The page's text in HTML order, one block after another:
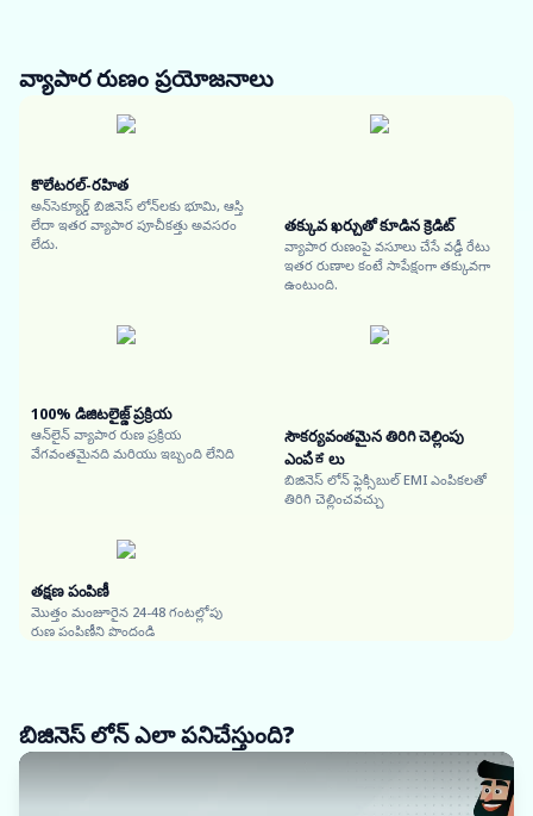
వ్యాపార రుణంప్రయోజనాలు
కొలేటరల్-రహిత
అన్‌సెక్యూర్డ్ బిజినెస్ లోన్‌లకు భూమి, ఆస్తి
లేదా ఇతర వ్యాపార పూచీకత్తు అవసరం
లేదు.
తక్కువ ఖర్చుతో కూడిన క్రెడిట్
వ్యాపార రుణంపై వసూలు చేసే వడ్డీ రేటు
ఇతర రుణాల కంటే సాపేక్షంగా తక్కువగా
ఉంటుంది.
100% డిజిటలైజ్డ్ ప్రక్రియ
ఆన్‌లైన్ వ్యాపార రుణ ప్రక్రియ
వేగవంతమైనది మరియు ఇబ్బంది లేనిది
సౌకర్యవంతమైన తిరిగి చెల్లింపు
ఎంపಿಕలు
బిజినెస్ లోన్ ఫ్లెక్సిబుల్ EMI ఎంపికలతో
తిరిగి చెల్లించవచ్చు
తక్షణ పంపిణీ
మొత్తం మంజూరైన 24-48 గంటల్లోపు
రుణ పంపిణీని పొందండి
బిజినెస్ లోన్ ఎలా పనిచేస్తుంది?